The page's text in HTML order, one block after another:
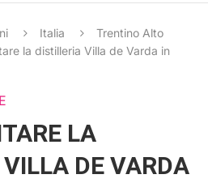
Italia
Trentino Alto
la distilleria Villa de Varda in
LA
DE VARDA